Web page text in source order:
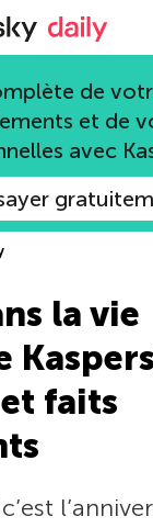
Blog officiel
de
et de
avec
la vie
faits